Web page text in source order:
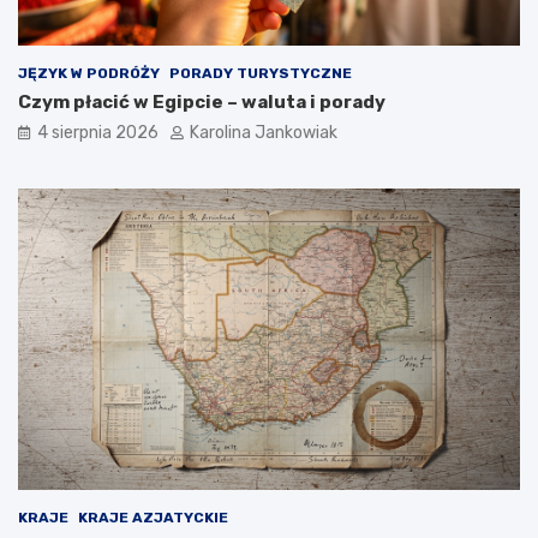
JĘZYK W PODRÓŻY PORADY TURYSTYCZNE
Czym płacić w Egipcie – waluta i porady
4 sierpnia 2026 Karolina Jankowiak
KRAJE KRAJE AZJATYCKIE